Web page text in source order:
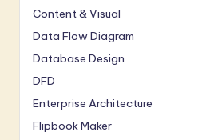
Content & Visual
Data Flow Diagram
Database Design
DFD
Enterprise Architecture
Flipbook Maker